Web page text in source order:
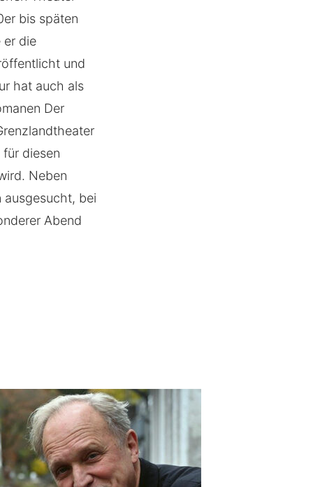
bis späten
er die
und
hat auch als
Der
diesen
Neben
bei
Abend